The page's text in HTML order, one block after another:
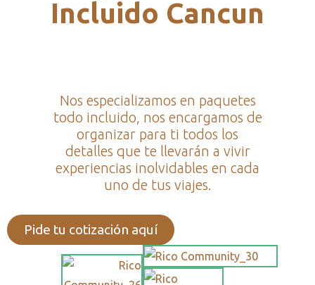
Incluido Cancun
Nos especializamos en paquetes
todo incluido, nos encargamos de
organizar para ti todos los
detalles que te llevarán a vivir
experiencias inolvidables en cada
uno de tus viajes.
Pide tu cotización aquí